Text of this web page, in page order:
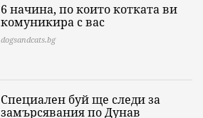
6 начина, по които котката ви
комуникира с вас
dogsandcats.bg
Специален буй ще следи за
замърсявания по Дунав